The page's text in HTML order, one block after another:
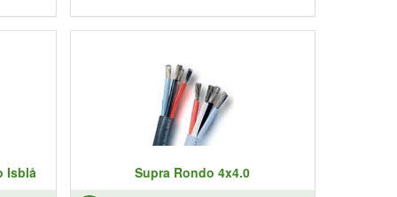
Isblå Supra Rondo 4x4.0